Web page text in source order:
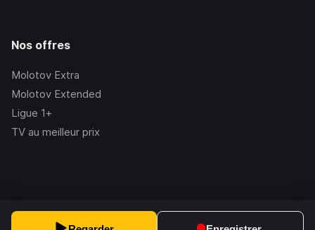
Nos offres
Molotov Extra
Molotov Extended
Ligue 1+
TV au meilleur prix
2.228.1